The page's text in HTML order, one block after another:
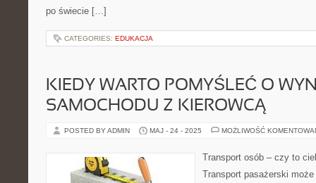
po świecie […]
CATEGORIES: EDUKACJA
KIEDY WARTO POMYŚLEĆ O
SAMOCHODU Z KIEROWCĄ
POSTED BY ADMIN MAJ - 24 - 2025 MOŻLIWOŚĆ
Transport osób – czy to
Transport pasażerski